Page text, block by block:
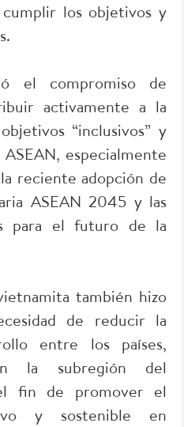
cumplir los objetivos y
el compromiso de
activamente a la
“inclusivos” y
especialmente
reciente adopción de
ASEAN 2045 y las
para el futuro de la
también hizo
de reducir la
entre los países,
la subregión del
fin de promover el
y sostenible en